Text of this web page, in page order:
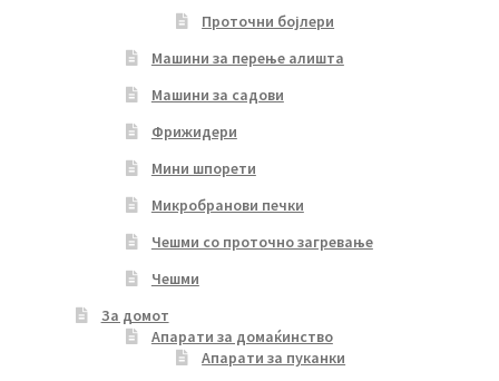
Проточни бојлери
Машини за перење алишта
Машини за садови
Фрижидери
Мини шпорети
Микробранови печки
Чешми со проточно загревање
Чешми
За домот
Апарати за домаќинство
Апарати за пуканки